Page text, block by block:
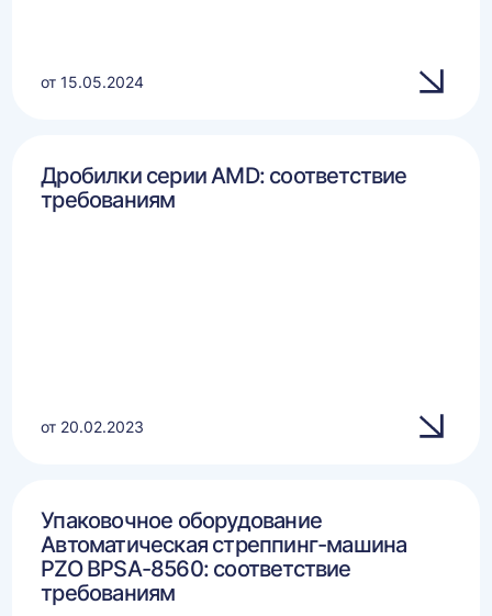
от 15.05.2024
Дробилки серии AMD: соответствие
требованиям
от 20.02.2023
Упаковочное оборудование
Автоматическая стреппинг-машина
PZO BPSA-8560: соответствие
требованиям